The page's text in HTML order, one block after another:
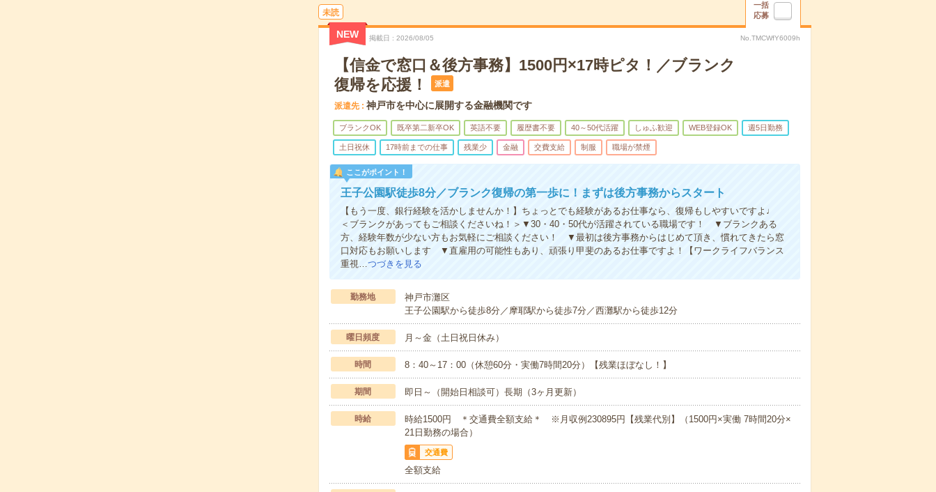
未読
一括
応募
NEW 掲載日 2026/08/05 No.TMCWfY6009h
【信金で窓口＆後方事務】1500円×17時ピタ！／ブランク
復帰を応援！
派遣
派遣先 神戸市を中心に展開する金融機関です
ブランクOK 既卒第二新卒OK 英語不要 履歴書不要 40～50代活躍 しゅふ歓迎 WEB登録OK 週5日勤務
土日祝休 17時前までの仕事 残業少 金融 交費支給 制服 職場が禁煙
ここがポイント！
王子公園駅徒歩8分／ブランク復帰の第一歩に！まずは後方事務からスタート
【もう一度、銀行経験を活かしませんか！】ちょっとでも経験があるお仕事なら、復帰もしやすいですよ♩
＜ブランクがあってもご相談くださいね！＞▼30・40・50代が活躍されている職場です！ ▼ブランクある
方、経験年数が少ない方もお気軽にご相談ください！ ▼最初は後方事務からはじめて頂き、慣れてきたら窓
口対応もお願いします ▼直雇用の可能性もあり、頑張り甲斐のあるお仕事ですよ！【ワークライフバランス
重視…つづきを見る
勤務地
神戸市灘区
王子公園駅から徒歩8分／摩耶駅から徒歩7分／西灘駅から徒歩12分
曜日頻度 月～金（土日祝日休み）
時間 8：40～17：00（休憩60分・実働7時間20分）【残業ほぼなし！】
期間 即日～（開始日相談可）長期（3ヶ月更新）
時給
時給1500円 ＊交通費全額支給＊ ※月収例230895円【残業代別】（1500円×実働 7時間20分×
21日勤務の場合）
交通費
全額支給